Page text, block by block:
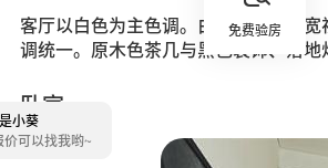
免费验房
客厅以白色为主色调。白色大理石扩
调统一。原木色茶几与黑色装饰、落地
卧室
小葵
价可以找我哟~